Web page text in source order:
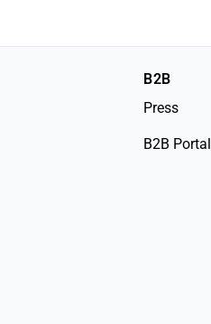
B2B
Press
B2B Portal